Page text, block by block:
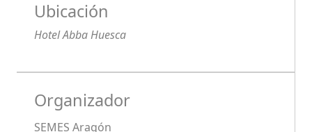
Ubicación
Hotel Abba Huesca
Organizador
SEMES Aragón